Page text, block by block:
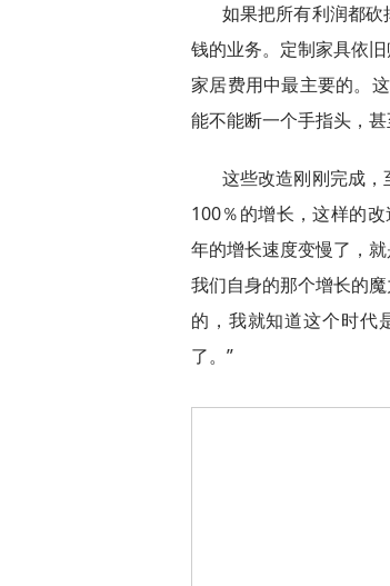
如果把所有利润都
钱的业务。定制家具依
家居费用中最主要的。
能不能断一个手指头，
这些改造刚刚完成
100％的增长，这样的
年的增长速度变慢了，
我们自身的那个增长的
的，我就知道这个时代
了。”